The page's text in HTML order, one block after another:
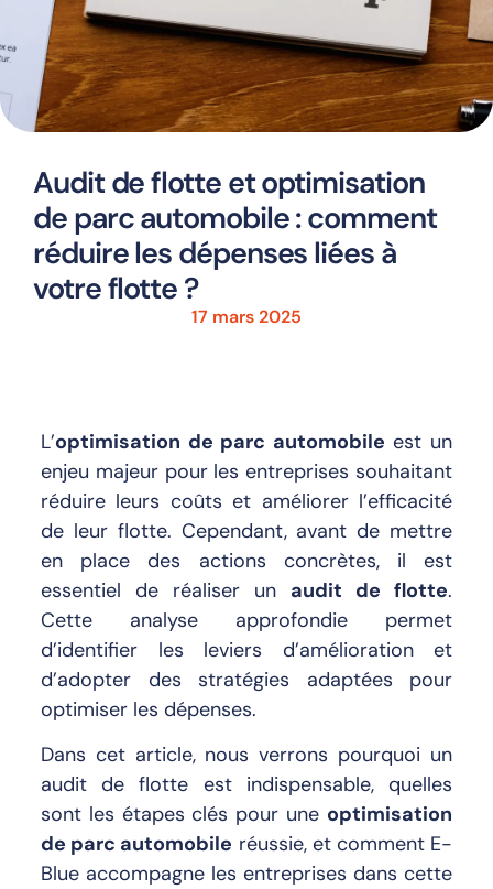
Audit de flotte et optimisation
de parc automobile : comment
réduire les dépenses liées à
votre flotte ?
17 mars 2025
L’optimisation de parc automobile est un
enjeu majeur pour les entreprises souhaitant
réduire leurs coûts et améliorer l’efficacité
de leur flotte. Cependant, avant de mettre
en place des actions concrètes, il est
essentiel de réaliser un audit de flotte.
Cette analyse approfondie permet
d’identifier les leviers d’amélioration et
d’adopter des stratégies adaptées pour
optimiser les dépenses.
Dans cet article, nous verrons pourquoi un
audit de flotte est indispensable, quelles
sont les étapes clés pour une optimisation
de parc automobile réussie, et comment E-
Blue accompagne les entreprises dans cette